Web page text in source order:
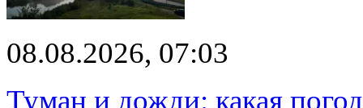
08.08.2026, 07:03
Туман и дожди: какая